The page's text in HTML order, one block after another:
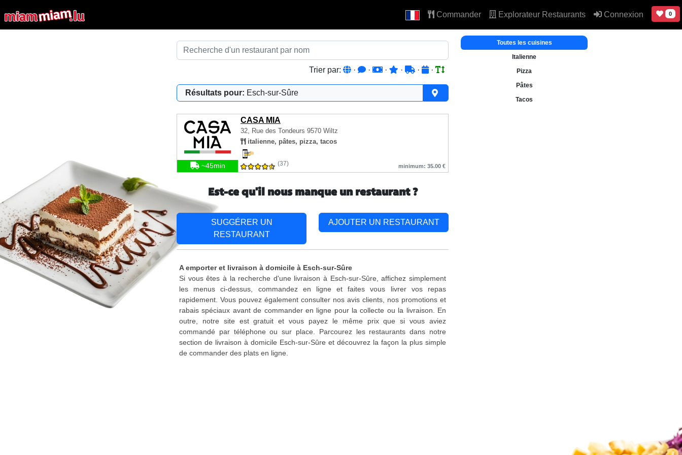
Commander Explorateur Restaurants Connexion 0
Trier par: · · · · · ·
Résultats pour: Esch-sur-Sûre
CASA MIA
32, Rue des Tondeurs 9570 Wiltz
italienne, pâtes, pizza, tacos
~45min (37) minimum: 35.00 €
Toutes les cuisines
Italienne
Pizza
Pâtes
Tacos
Est-ce qu'il nous manque un restaurant ?
SUGGÉRER UN
RESTAURANT
AJOUTER UN RESTAURANT
A emporter et livraison à domicile à Esch-sur-Sûre
Si vous êtes à la recherche d'une livraison à Esch-sur-Sûre, affichez simplement
les menus ci-dessus, commandez en ligne et faites vous livrer vos repas
rapidement. Vous pouvez également consulter nos avis clients, nos promotions et
rabais spéciaux avant de commander en ligne pour la collecte ou la livraison. En
outre, notre site est gratuit et vous payez le même prix que si vous aviez
commandé par téléphone ou sur place. Parcourez les restaurants dans notre
section de livraison à domicile Esch-sur-Sûre et découvrez la façon la plus simple
de commander des plats en ligne.